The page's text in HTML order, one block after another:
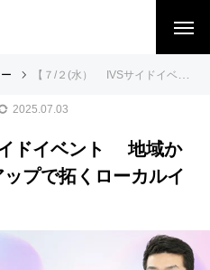
【７/２(水） IVSサイドイベント 地域から世界へ：スタートアップで拓くローカルイノベーション 】
2025.07.03
ドイベント 地域か
プで拓くローカルイ